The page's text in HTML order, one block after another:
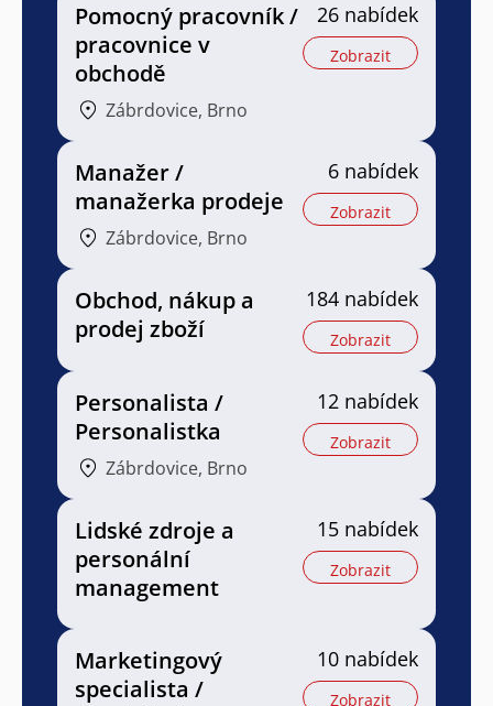
Pomocný pracovník /
pracovnice v
obchodě
Zábrdovice, Brno
26 nabídek
Zobrazit
Manažer /
manažerka prodeje
Zábrdovice, Brno
6 nabídek
Zobrazit
Obchod, nákup a
prodej zboží
184 nabídek
Zobrazit
Personalista /
Personalistka
Zábrdovice, Brno
12 nabídek
Zobrazit
Lidské zdroje a
personální
management
15 nabídek
Zobrazit
Marketingový
specialista /
10 nabídek
Zobrazit